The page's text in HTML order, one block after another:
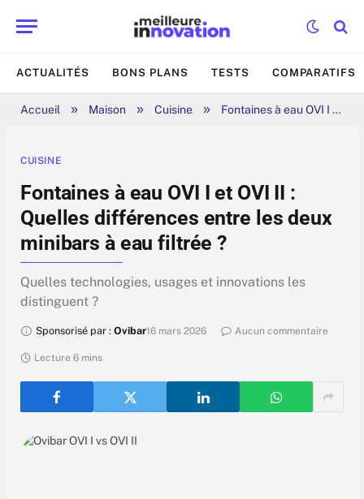
ACTUALITÉS BONS PLANS TESTS COMPARATIFS
Accueil » Maison » Cuisine » Fontaines à eau OVI I et OVI II : Quelles différences entre les deux minibars à eau filtrée ?
CUISINE
Fontaines à eau OVI I et OVI II :
Quelles différences entre les deux
minibars à eau filtrée ?
Quelles technologies, usages et innovations les
distinguent ?
Sponsorisé par : Ovibar16 mars 2026 Aucun commentaire
Lecture 6 mins